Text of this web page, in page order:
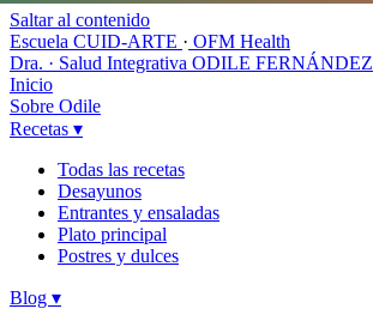
Saltar al contenido
Escuela CUID-ARTE · OFM Health
Dra. · Salud Integrativa ODILE FERNÁNDEZ
Inicio
Sobre Odile
Recetas ▾
Todas las recetas
Desayunos
Entrantes y ensaladas
Plato principal
Postres y dulces
Blog ▾